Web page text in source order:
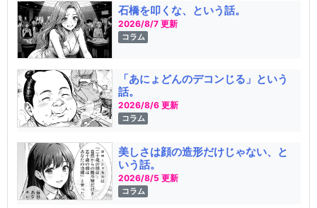
石橋を叩くな、という話。
2026/8/7 更新
コラム
「あにょどんのデコンじる」という
話。
2026/8/6 更新
コラム
美しさは顔の造形だけじゃない、と
いう話。
2026/8/5 更新
コラム